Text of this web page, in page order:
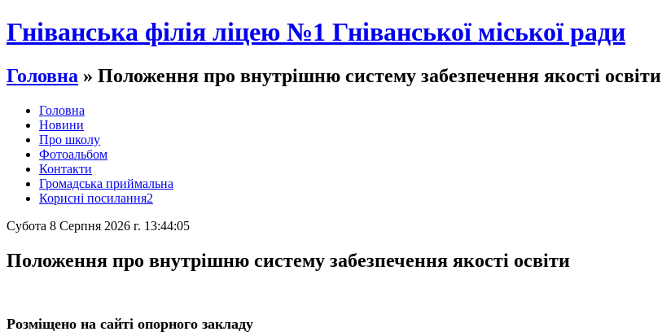
Гніванська філія ліцею №1 Гніванської міської ради
Головна » Положення про внутрішню систему забезпечення якості освіти
Головна
Новини
Про школу
Фотоальбом
Контакти
Громадська приймальна
Корисні посилання2
Субота 8 Серпня 2026 г. 13:44:05
Положення про внутрішню систему забезпечення якості освіти
Розміщено на сайті опорного закладу